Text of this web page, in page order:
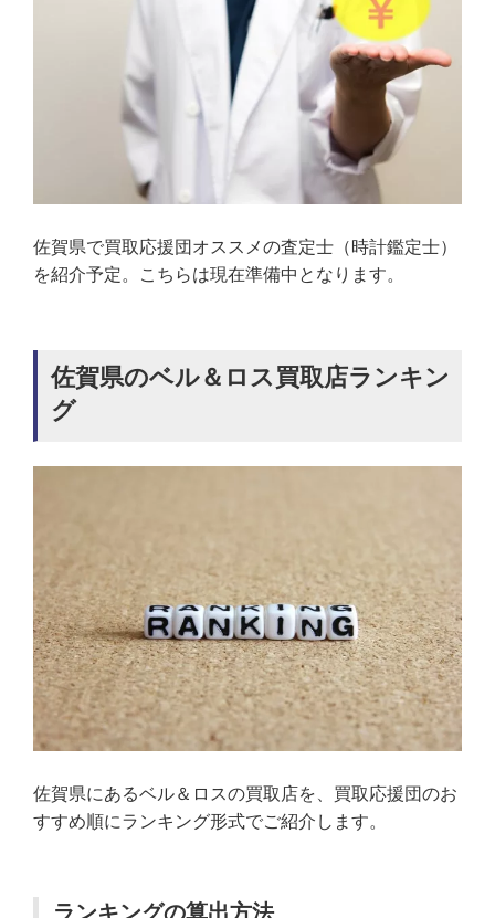
佐賀県で買取応援団オススメの査定士（時計鑑定士）
を紹介予定。こちらは現在準備中となります。
佐賀県のベル＆ロス買取店ランキン
グ
佐賀県にあるベル＆ロスの買取店を、買取応援団のお
すすめ順にランキング形式でご紹介します。
ランキングの算出方法